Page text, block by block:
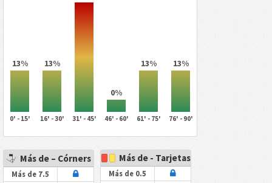
13% 13%
0%
13% 13%
0' - 15' 16' - 30' 31' - 45' 46' - 60' 61' - 75' 76' - 90'
Más de – Córners
Más de 7.5
Más de - Tarjetas
Más de 0.5